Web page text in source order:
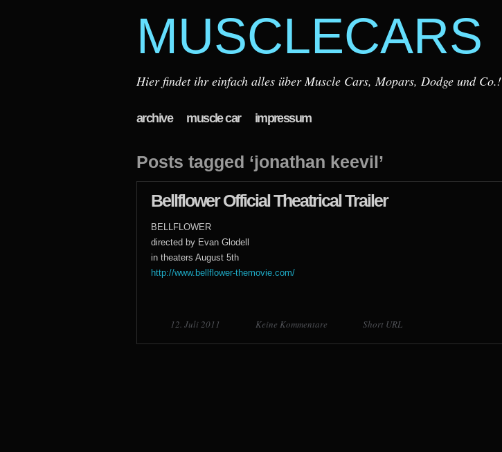
MUSCLECARS
Hier findet ihr einfach alles über Muscle Cars, Mopars, Dodge und Co.!
archive muscle car impressum
Posts tagged ‘jonathan keevil’
Bellflower Official Theatrical Trailer
BELLFLOWER
directed by Evan Glodell
in theaters August 5th
http://www.bellflower-themovie.com/
12. Juli 2011 Keine Kommentare Short URL